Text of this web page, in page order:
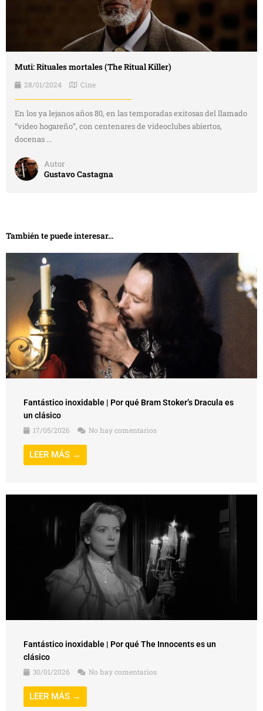
Muti: Rituales mortales (The Ritual Killer)
28/01/2024 Cine
En los ya lejanos años 80, en las temporadas exitosas del llamado
“video hogareño”, con centenares de videoclubes abiertos,
docenas ...
Autor
Gustavo Castagna
También te puede interesar...
Fantástico inoxidable | Por qué Bram Stoker’s Dracula es
un clásico
17/05/2026
No hay comentarios
LEER MÁS →
Fantástico inoxidable | Por qué The Innocents es un
clásico
30/01/2026
No hay comentarios
LEER MÁS →